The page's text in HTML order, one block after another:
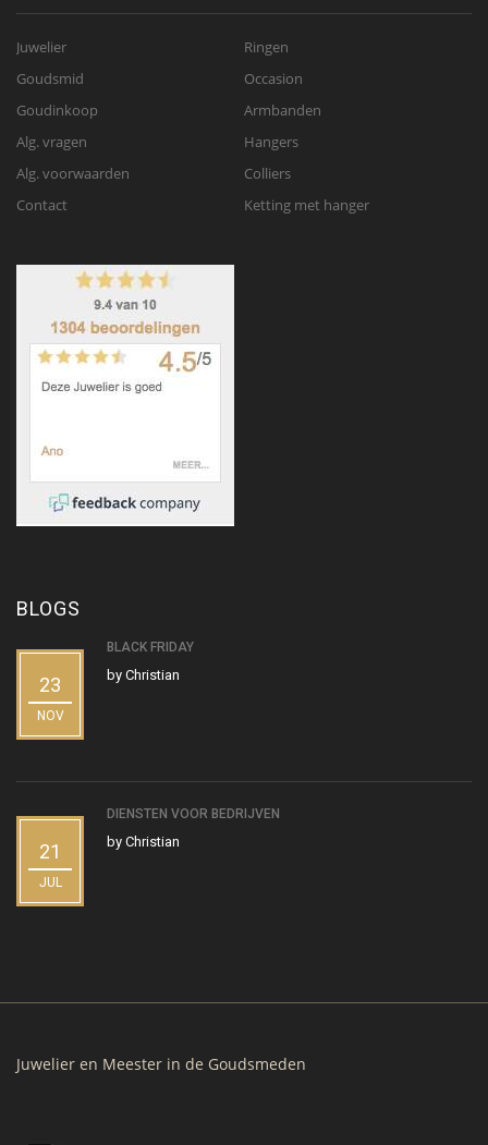
Juwelier
Goudsmid
Goudinkoop
Alg. vragen
Alg. voorwaarden
Contact
Ringen
Occasion
Armbanden
Hangers
Colliers
Ketting met hanger
BLOGS
23
NOV
BLACK FRIDAY
by Christian
21
JUL
DIENSTEN VOOR BEDRIJVEN
by Christian
Juwelier en Meester in de Goudsmeden